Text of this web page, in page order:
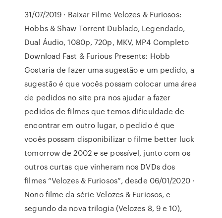
31/07/2019 · Baixar Filme Velozes & Furiosos:
Hobbs & Shaw Torrent Dublado, Legendado,
Dual Áudio, 1080p, 720p, MKV, MP4 Completo
Download Fast & Furious Presents: Hobb
Gostaria de fazer uma sugestão e um pedido, a
sugestão é que vocês possam colocar uma área
de pedidos no site pra nos ajudar a fazer
pedidos de filmes que temos dificuldade de
encontrar em outro lugar, o pedido é que
vocês possam disponibilizar o filme better luck
tomorrow de 2002 e se possível, junto com os
outros curtas que vinheram nos DVDs dos
filmes “Velozes & Furiosos”, desde 06/01/2020 ·
Nono filme da série Velozes & Furiosos, e
segundo da nova trilogia (Velozes 8, 9 e 10),